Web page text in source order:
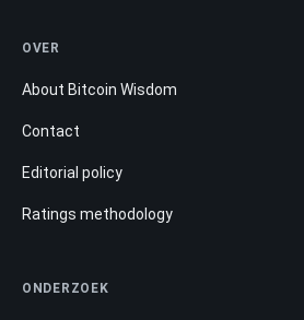
OVER
About Bitcoin Wisdom
Contact
Editorial policy
Ratings methodology
ONDERZOEK